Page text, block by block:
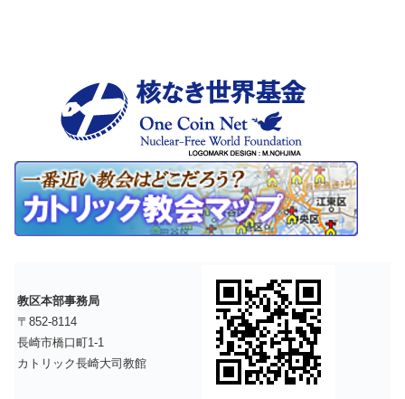
教区本部事務局
〒852-8114
長崎市橋口町1-1
カトリック長崎大司教館